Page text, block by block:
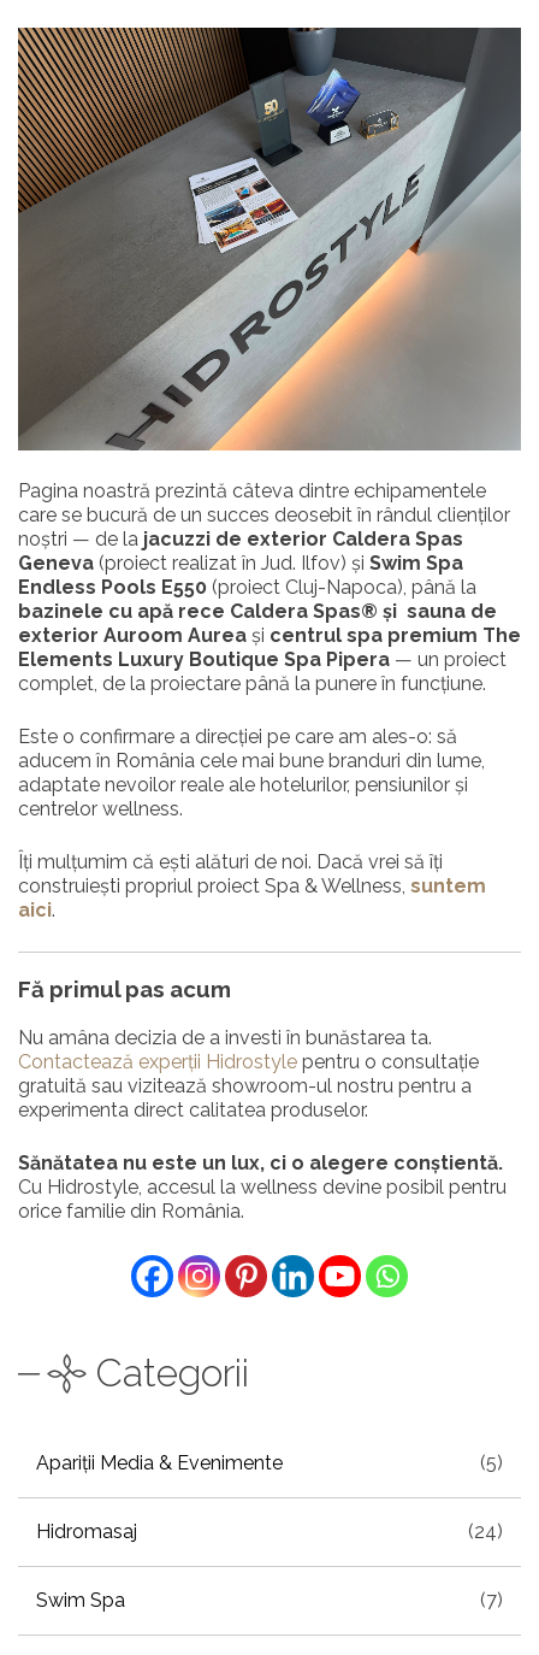
Pagina noastră prezintă câteva dintre echipamentele
care se bucură de un succes deosebit în rândul clienților
noștri — de la jacuzzi de exterior Caldera Spas
Geneva (proiect realizat în Jud. Ilfov) și Swim Spa
Endless Pools E550 (proiect Cluj-Napoca), până la
bazinele cu apă rece Caldera Spas® și sauna de
exterior Auroom Aurea și centrul spa premium The
Elements Luxury Boutique Spa Pipera — un proiect
complet, de la proiectare până la punere în funcțiune.
Este o confirmare a direcției pe care am ales-o: să
aducem în România cele mai bune branduri din lume,
adaptate nevoilor reale ale hotelurilor, pensiunilor și
centrelor wellness.
Îți mulțumim că ești alături de noi. Dacă vrei să îți
construiești propriul proiect Spa & Wellness, suntem
aici.
Fă primul pas acum
Nu amâna decizia de a investi în bunăstarea ta.
Contactează experții Hidrostyle pentru o consultație
gratuită sau vizitează showroom-ul nostru pentru a
experimenta direct calitatea produselor.
Sănătatea nu este un lux, ci o alegere conștientă.
Cu Hidrostyle, accesul la wellness devine posibil pentru
orice familie din România.
Categorii
Apariții Media & Evenimente (5)
Hidromasaj (24)
Swim Spa (7)